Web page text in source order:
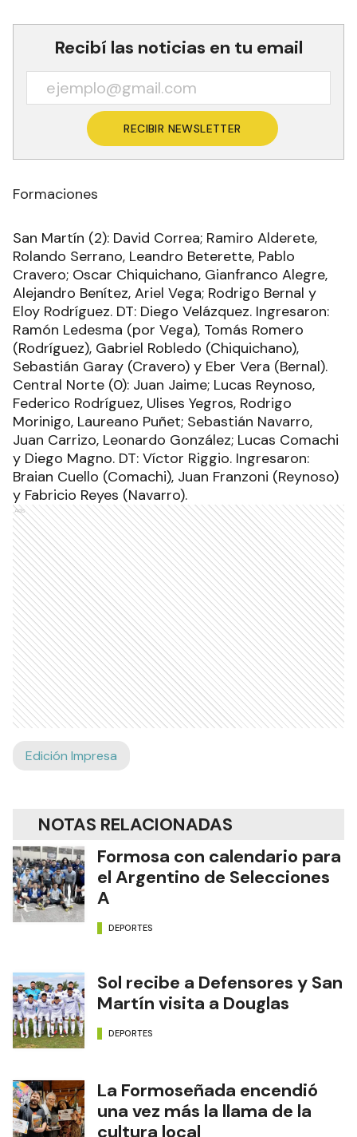
Recibí las noticias en tu email
RECIBIR NEWSLETTER
Formaciones
San Martín (2): David Correa; Ramiro Alderete,
Rolando Serrano, Leandro Beterette, Pablo
Cravero; Oscar Chiquichano, Gianfranco Alegre,
Alejandro Benítez, Ariel Vega; Rodrigo Bernal y
Eloy Rodríguez. DT: Diego Velázquez. Ingresaron:
Ramón Ledesma (por Vega), Tomás Romero
(Rodríguez), Gabriel Robledo (Chiquichano),
Sebastián Garay (Cravero) y Eber Vera (Bernal).
Central Norte (0): Juan Jaime; Lucas Reynoso,
Federico Rodríguez, Ulises Yegros, Rodrigo
Morinigo, Laureano Puñet; Sebastián Navarro,
Juan Carrizo, Leonardo González; Lucas Comachi
y Diego Magno. DT: Víctor Riggio. Ingresaron:
Braian Cuello (Comachi), Juan Franzoni (Reynoso)
y Fabricio Reyes (Navarro).
Ads
Edición Impresa
NOTAS RELACIONADAS
Formosa con calendario para
el Argentino de Selecciones
A
DEPORTES
Sol recibe a Defensores y San
Martín visita a Douglas
DEPORTES
La Formoseñada encendió
una vez más la llama de la
cultura local